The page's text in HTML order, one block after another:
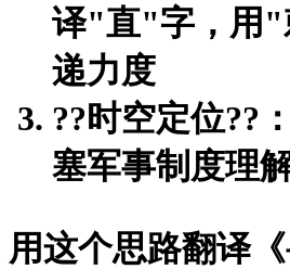
译"直"字，用"
递力度
??时空定位??
塞军事制度理
用这个思路翻译